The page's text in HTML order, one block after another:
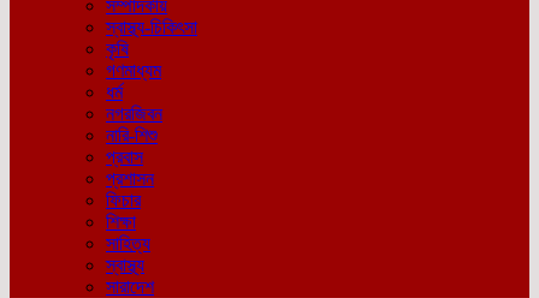
সম্পাদকীয়
স্বাস্থ্য-চিকিৎসা
কৃষি
গণমাধ্যম
ধর্ম
নগরজিবন
নারি-শিশু
প্রবাস
প্রশাসন
ফিচার
শিক্ষা
সাহিত্য
স্বাস্থ্য
সারাদেশ